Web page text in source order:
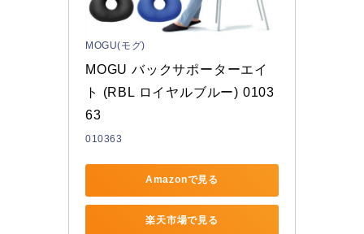
MOGU(モグ)
MOGU バックサポーターエイ
ト (RBL ロイヤルブルー) 0103
63
010363
Amazonで見る
楽天市場で見る